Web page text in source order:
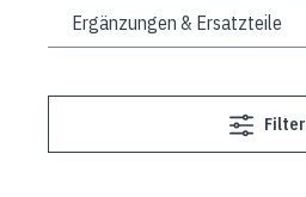
Ergänzungen & Ersatzteile
Filter